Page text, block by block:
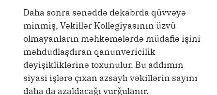
Daha sonra sənəddə dekabrda qüvvəyə
minmiş, Vəkillər Kollegiyasının üzvü
olmayanların məhkəmələrdə müdafiə işini
məhdudlaşdıran qanunvericilik
dəyişikliklərinə toxunulur. Bu addımın
siyasi işlərə çıxan azsaylı vəkillərin sayını
daha da azaldacağı vurğulanır.